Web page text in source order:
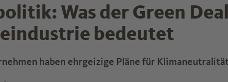
Was der Green
bedeutet
haben ehrgeizige Pläne für